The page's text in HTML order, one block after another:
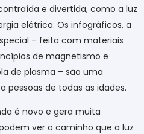
e divertida, como a luz
elétrica. Os infográficos, a
– feita com materiais
de magnetismo e
de plasma – são uma
pessoas de todas as idades.
é novo e gera muita
ver o caminho que a luz